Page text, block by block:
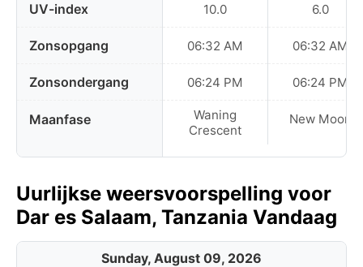
UV-index
Zonsopgang
Zonsondergang
Maanfase
10.0
06:32 AM
06:24 PM
Waning
Crescent
6.0
06:32 AM
06:24 PM
New Moon
Uurlijkse weersvoorspelling voor
Dar es Salaam, Tanzania Vandaag
Sunday, August 09, 2026